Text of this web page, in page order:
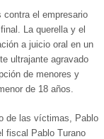
contra el empresario
La querella y el
a juicio oral en un
ultrajante agravado
de menores y
de 18 años.
de las víctimas, Pablo
fiscal Pablo Turano